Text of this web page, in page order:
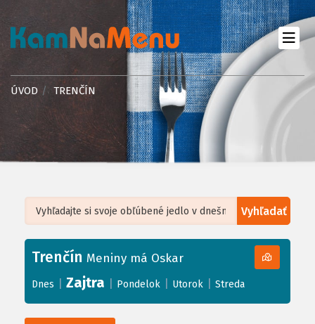
ÚVOD TRENČÍN
Vyhľadať
+
−
Leaflet| ©OpenStreetMap, Tiles courtesy ofHumanitarian OpenStreetMap
Trenčín Meniny má Oskar
Dnes Zajtra Pondelok Utorok Streda